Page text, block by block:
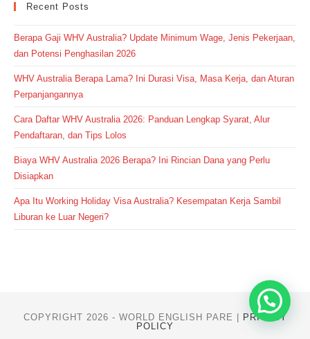
Recent Posts
Berapa Gaji WHV Australia? Update Minimum Wage, Jenis Pekerjaan,
dan Potensi Penghasilan 2026
WHV Australia Berapa Lama? Ini Durasi Visa, Masa Kerja, dan Aturan
Perpanjangannya
Cara Daftar WHV Australia 2026: Panduan Lengkap Syarat, Alur
Pendaftaran, dan Tips Lolos
Biaya WHV Australia 2026 Berapa? Ini Rincian Dana yang Perlu
Disiapkan
Apa Itu Working Holiday Visa Australia? Kesempatan Kerja Sambil
Liburan ke Luar Negeri?
COPYRIGHT 2026 - WORLD ENGLISH PARE |
PRIVACY
POLICY